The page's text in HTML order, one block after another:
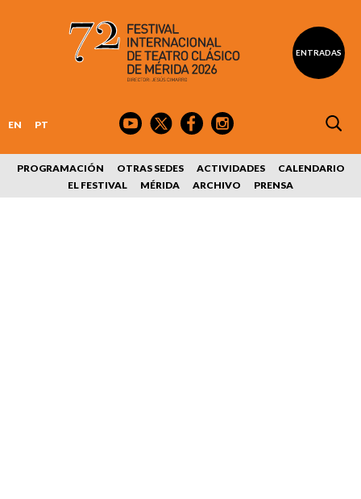
ENTRADAS
EN PT
PROGRAMACIÓN OTRAS SEDES ACTIVIDADES
CALENDARIO
EL FESTIVAL
MÉRIDA ARCHIVO PRENSA